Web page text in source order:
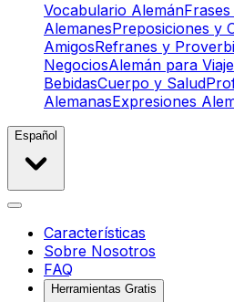
Vocabulario Alemán
AlemanesPreposiciones y
AmigosRefranes y
NegociosAlemán para
BebidasCuerpo y Salud
AlemanasExpresiones
Español
Características
Sobre Nosotros
FAQ
Herramientas Gratis